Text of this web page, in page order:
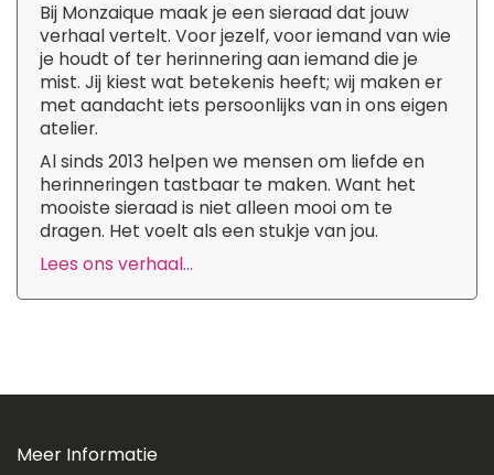
Bij Monzaique maak je een sieraad dat jouw
verhaal vertelt. Voor jezelf, voor iemand van wie
je houdt of ter herinnering aan iemand die je
mist. Jij kiest wat betekenis heeft; wij maken er
met aandacht iets persoonlijks van in ons eigen
atelier.
Al sinds 2013 helpen we mensen om liefde en
herinneringen tastbaar te maken. Want het
mooiste sieraad is niet alleen mooi om te
dragen. Het voelt als een stukje van jou.
Lees ons verhaal...
Meer Informatie